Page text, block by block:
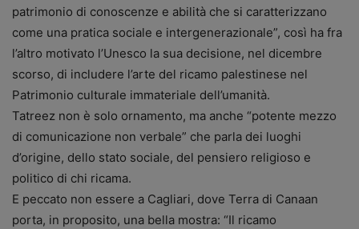
patrimonio di conoscenze e abilità che si caratterizzano
come una pratica sociale e intergenerazionale”, così ha fra
l’altro motivato l’Unesco la sua decisione, nel dicembre
scorso, di includere l’arte del ricamo palestinese nel
Patrimonio culturale immateriale dell’umanità.
Tatreez non è solo ornamento, ma anche “potente mezzo
di comunicazione non verbale” che parla dei luoghi
d’origine, dello stato sociale, del pensiero religioso e
politico di chi ricama.
E peccato non essere a Cagliari, dove Terra di Canaan
porta, in proposito, una bella mostra: “Il ricamo